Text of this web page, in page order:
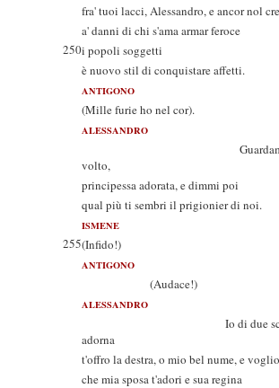
fra' tuoi lacci, Alessandro, e ancor nol
a' danni di chi s'ama armar feroce
250i popoli soggetti
è nuovo stil di conquistare affetti.
ANTIGONO
(Mille furie ho nel cor).
ALESSANDRO
Guardami
volto,
principessa adorata, e dimmi poi
qual più ti sembri il prigionier di noi.
ISMENE
255(Infido!)
ANTIGONO
(Audace!)
ALESSANDRO
Io di due
adorna
t'offro la destra, o mio bel nume, e voglio
che mia sposa t'adori e sua regina